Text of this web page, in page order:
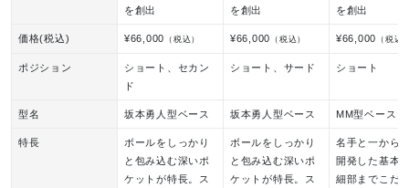
を創出
を創出
を創出
価格(税込) ¥66,000 （税込） ¥66,000 （税込） ¥66,000 （税込
ポジション
ショート、セカン
ド
ショート、サード ショート
型名 坂本勇人型ベース 坂本勇人型ベース MM型ベース
特長
ボールをしっかり
と包み込む深いポ
ケットが特長。ス
ボールをしっかり
と包み込む深いポ
ケットが特長。ス
名手と一から
開発した基本
細部までこだ